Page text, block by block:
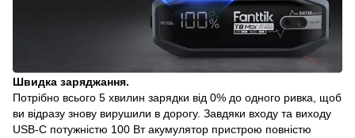
Швидка заряджання.
Потрібно всього 5 хвилин зарядки від 0% до одного ривка, щоб
ви відразу знову вирушили в дорогу. Завдяки входу та виходу
USB-C потужністю 100 Вт акумулятор пристрою повністю